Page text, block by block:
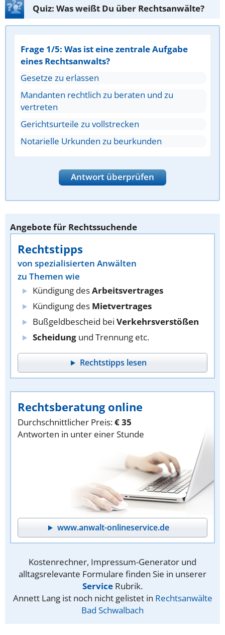
Quiz: Was weißt Du über Rechtsanwälte?
Frage 1/5: Was ist eine zentrale Aufgabe
eines Rechtsanwalts?
Gesetze zu erlassen
Mandanten rechtlich zu beraten und zu
vertreten
Gerichtsurteile zu vollstrecken
Notarielle Urkunden zu beurkunden
Antwort überprüfen
Angebote für Rechtssuchende
Rechtstipps
von spezialisierten Anwälten
zu Themen wie
Kündigung desArbeitsvertrages
Kündigung des Mietvertrages
Bußgeldbescheid bei Verkehrsverstößen
Scheidung und Trennung etc.
Rechtstipps lesen
Rechtsberatung online
Durchschnittlicher Preis:€ 35
Antworten in unter einer Stunde
www.anwalt-onlineservice.de
Kostenrechner, Impressum-Generator und
alltagsrelevante Formulare finden Sie in unserer
Service Rubrik.
Annett Lang ist noch nicht gelistet in Rechtsanwälte
Bad Schwalbach